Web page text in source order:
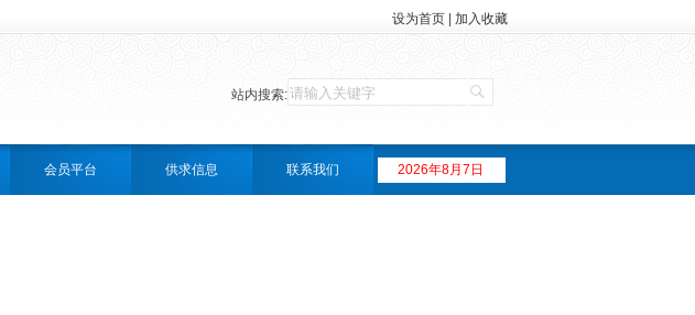
设为首页 加入收藏
站内搜索:
会员平台 供求信息 联系我们 2026年8月7日